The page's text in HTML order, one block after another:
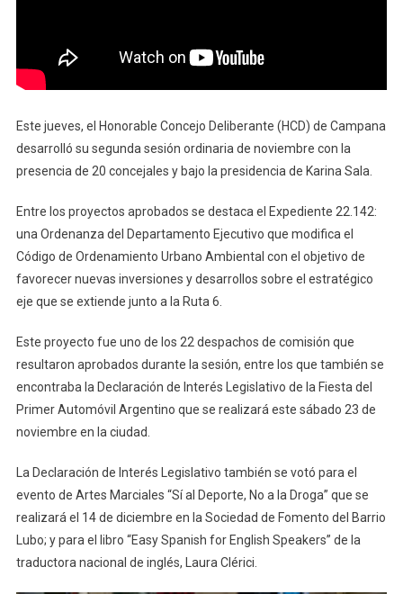
Este jueves, el Honorable Concejo Deliberante (HCD) de Campana
desarrolló su segunda sesión ordinaria de noviembre con la
presencia de 20 concejales y bajo la presidencia de Karina Sala.
Entre los proyectos aprobados se destaca el Expediente 22.142:
una Ordenanza del Departamento Ejecutivo que modifica el
Código de Ordenamiento Urbano Ambiental con el objetivo de
favorecer nuevas inversiones y desarrollos sobre el estratégico
eje que se extiende junto a la Ruta 6.
Este proyecto fue uno de los 22 despachos de comisión que
resultaron aprobados durante la sesión, entre los que también se
encontraba la Declaración de Interés Legislativo de la Fiesta del
Primer Automóvil Argentino que se realizará este sábado 23 de
noviembre en la ciudad.
La Declaración de Interés Legislativo también se votó para el
evento de Artes Marciales “Sí al Deporte, No a la Droga” que se
realizará el 14 de diciembre en la Sociedad de Fomento del Barrio
Lubo; y para el libro “Easy Spanish for English Speakers” de la
traductora nacional de inglés, Laura Clérici.